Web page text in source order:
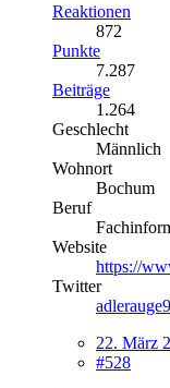
Reaktionen
872
Punkte
7.287
Beiträge
1.264
Geschlecht
Männlich
Wohnort
Bochum
Beruf
Website
https://
Twitter
22. März
#528